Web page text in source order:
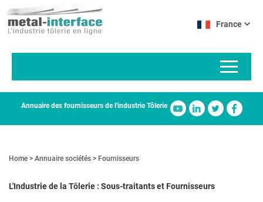
au
contenu
France
Annuaire des fournisseurs de l'industrie Tôlerie
Home Annuaire sociétés Fournisseurs
L'Industrie de la Tôlerie : Sous-traitants et Fournisseurs